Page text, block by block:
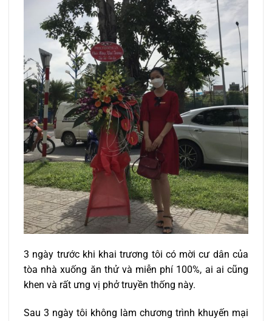
3 ngày trước khi khai trương tôi có mời cư dân của
tòa nhà xuống ăn thử và miễn phí 100%, ai ai cũng
khen và rất ưng vị phở truyền thống này.
Sau 3 ngày tôi không làm chương trình khuyến mại